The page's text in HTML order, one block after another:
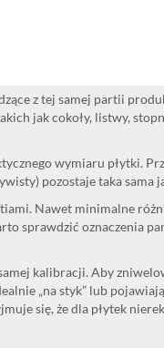
z tej samej partii
jak cokoły, listwy,
wymiaru płytki.
pozostaje taka sama
Nawet minimalne
sprawdzić oznaczenia
kalibracji. Aby
„na styk” lub
się, że dla płytek